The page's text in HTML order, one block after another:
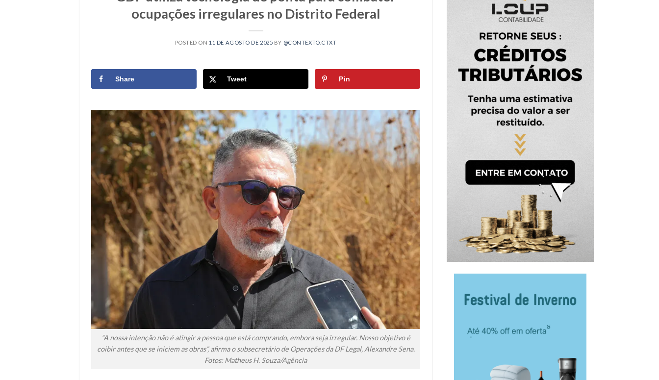
ocupações irregulares no Distrito Federal
POSTED ON 11 DE AGOSTO DE 2025 BY @CONTEXTO.CTXT
Share Tweet Pin
“A nossa intenção não é atingir a pessoa que está comprando, embora seja irregular. Nosso objetivo é
coibir antes que se iniciem as obras”, afirma o subsecretário de Operações da DF Legal, Alexandre Sena.
Fotos: Matheus H. Souza/Agência